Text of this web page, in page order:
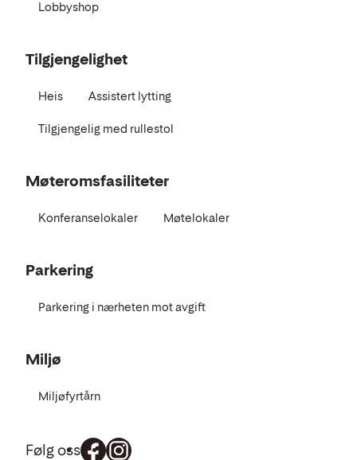
Lobbyshop
Tilgjengelighet
Heis Assistert lytting
Tilgjengelig med rullestol
Møteromsfasiliteter
Konferanselokaler Møtelokaler
Parkering
Parkering i nærheten mot avgift
Miljø
Miljøfyrtårn
Følg oss